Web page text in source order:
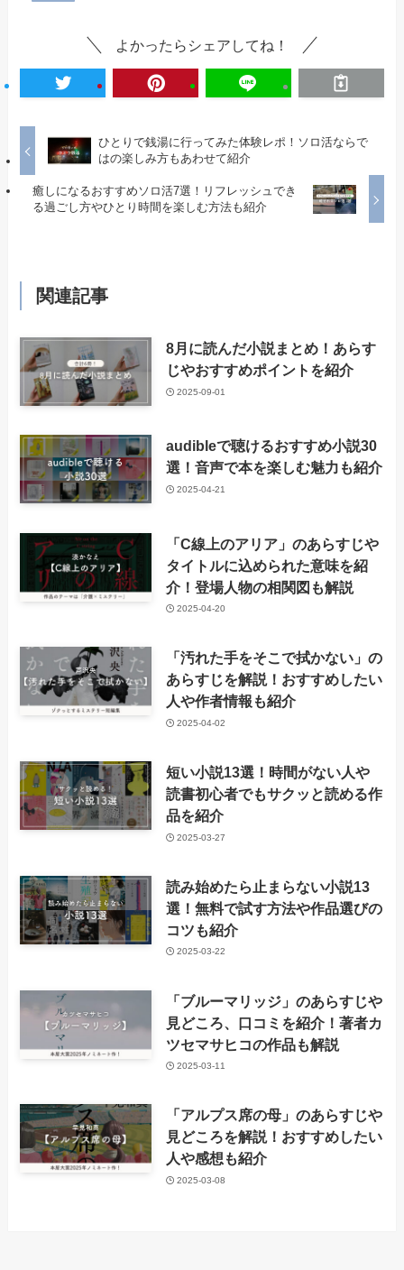
よかったらシェアしてね！
ひとりで銭湯に行ってみた体験レポ！ソロ活ならで
はの楽しみ方もあわせて紹介
癒しになるおすすめソロ活7選！リフレッシュでき
る過ごし方やひとり時間を楽しむ方法も紹介
関連記事
8月に読んだ小説まとめ！あらす
じやおすすめポイントを紹介
2025-09-01
audibleで聴けるおすすめ小説30
選！音声で本を楽しむ魅力も紹介
2025-04-21
「C線上のアリア」のあらすじや
タイトルに込められた意味を紹
介！登場人物の相関図も解説
2025-04-20
「汚れた手をそこで拭かない」の
あらすじを解説！おすすめしたい
人や作者情報も紹介
2025-04-02
短い小説13選！時間がない人や
読書初心者でもサクッと読める作
品を紹介
2025-03-27
読み始めたら止まらない小説13
選！無料で試す方法や作品選びの
コツも紹介
2025-03-22
「ブルーマリッジ」のあらすじや
見どころ、口コミを紹介！著者カ
ツセマサヒコの作品も解説
2025-03-11
「アルプス席の母」のあらすじや
見どころを解説！おすすめしたい
人や感想も紹介
2025-03-08